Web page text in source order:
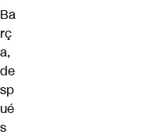
Ba
rç
a,
de
sp
ué
s